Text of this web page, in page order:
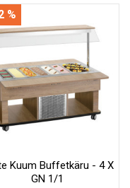
Kuum Buffetkäru - 4 X
GN 1/1
%